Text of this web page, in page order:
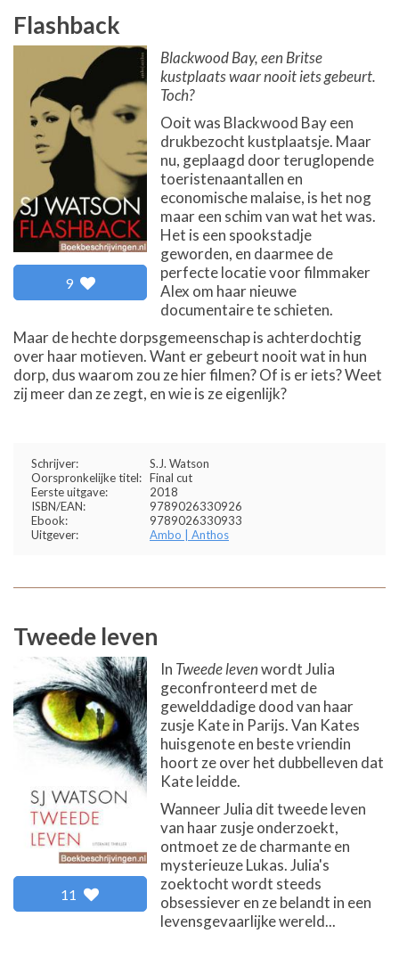
Flashback
9
Blackwood Bay, een Britse
kustplaats waar nooit iets gebeurt.
Toch?
Ooit was Blackwood Bay een
drukbezocht kustplaatsje. Maar
nu, geplaagd door teruglopende
toeristenaantallen en
economische malaise, is het nog
maar een schim van wat het was.
Het is een spookstadje
geworden, en daarmee de
perfecte locatie voor filmmaker
Alex om haar nieuwe
documentaire te schieten.
Maar de hechte dorpsgemeenschap is achterdochtig
over haar motieven. Want er gebeurt nooit wat in hun
dorp, dus waarom zou ze hier filmen? Of is er iets? Weet
zij meer dan ze zegt, en wie is ze eigenlijk?
Schrijver:
S.J. Watson
Oorspronkelijke titel: Final cut
Eerste uitgave:
2018
ISBN/EAN:
9789026330926
Ebook:
9789026330933
Uitgever:
Ambo | Anthos
Tweede leven
11
In Tweede levenwordt Julia
geconfronteerd met de
gewelddadige dood van haar
zusje Kate in Parijs. Van Kates
huisgenote en beste vriendin
hoort ze over het dubbelleven dat
Kate leidde.
Wanneer Julia dit tweede leven
van haar zusje onderzoekt,
ontmoet ze de charmante en
mysterieuze Lukas. Julia's
zoektocht wordt steeds
obsessiever en ze belandt in een
levensgevaarlijke wereld...